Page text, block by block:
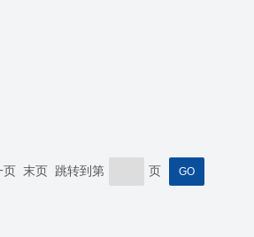
页 末页 跳转到第 页